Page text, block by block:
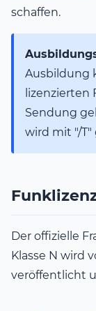
schaffen.
Ausbildung
lizenzierten
Sendung
wird mit "/T"
Der offizielle
Klasse N wird
veröffentlicht